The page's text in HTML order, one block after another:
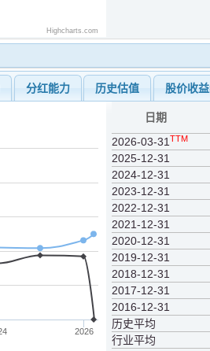
Highcharts.com
分红能力 历史估值 股价收
2026
日期
2026-03-31 TTM
2025-12-31
2024-12-31
2023-12-31
2022-12-31
2021-12-31
2020-12-31
2019-12-31
2018-12-31
2017-12-31
2016-12-31
历史平均
行业平均